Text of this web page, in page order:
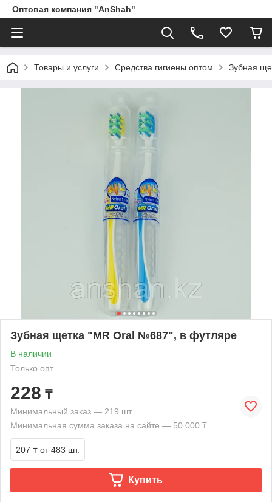
Оптовая компания "AnShah"
Товары и услуги Средства гигиены оптом Зубная
Зубная щетка "MR Oral №687", в футляре
В наличии
Только опт
228 ₸
Минимальный заказ — 219 шт.
Минимальная сумма заказа на сайте — 50 000 ₸
207 ₸ от 483 шт.
Купить